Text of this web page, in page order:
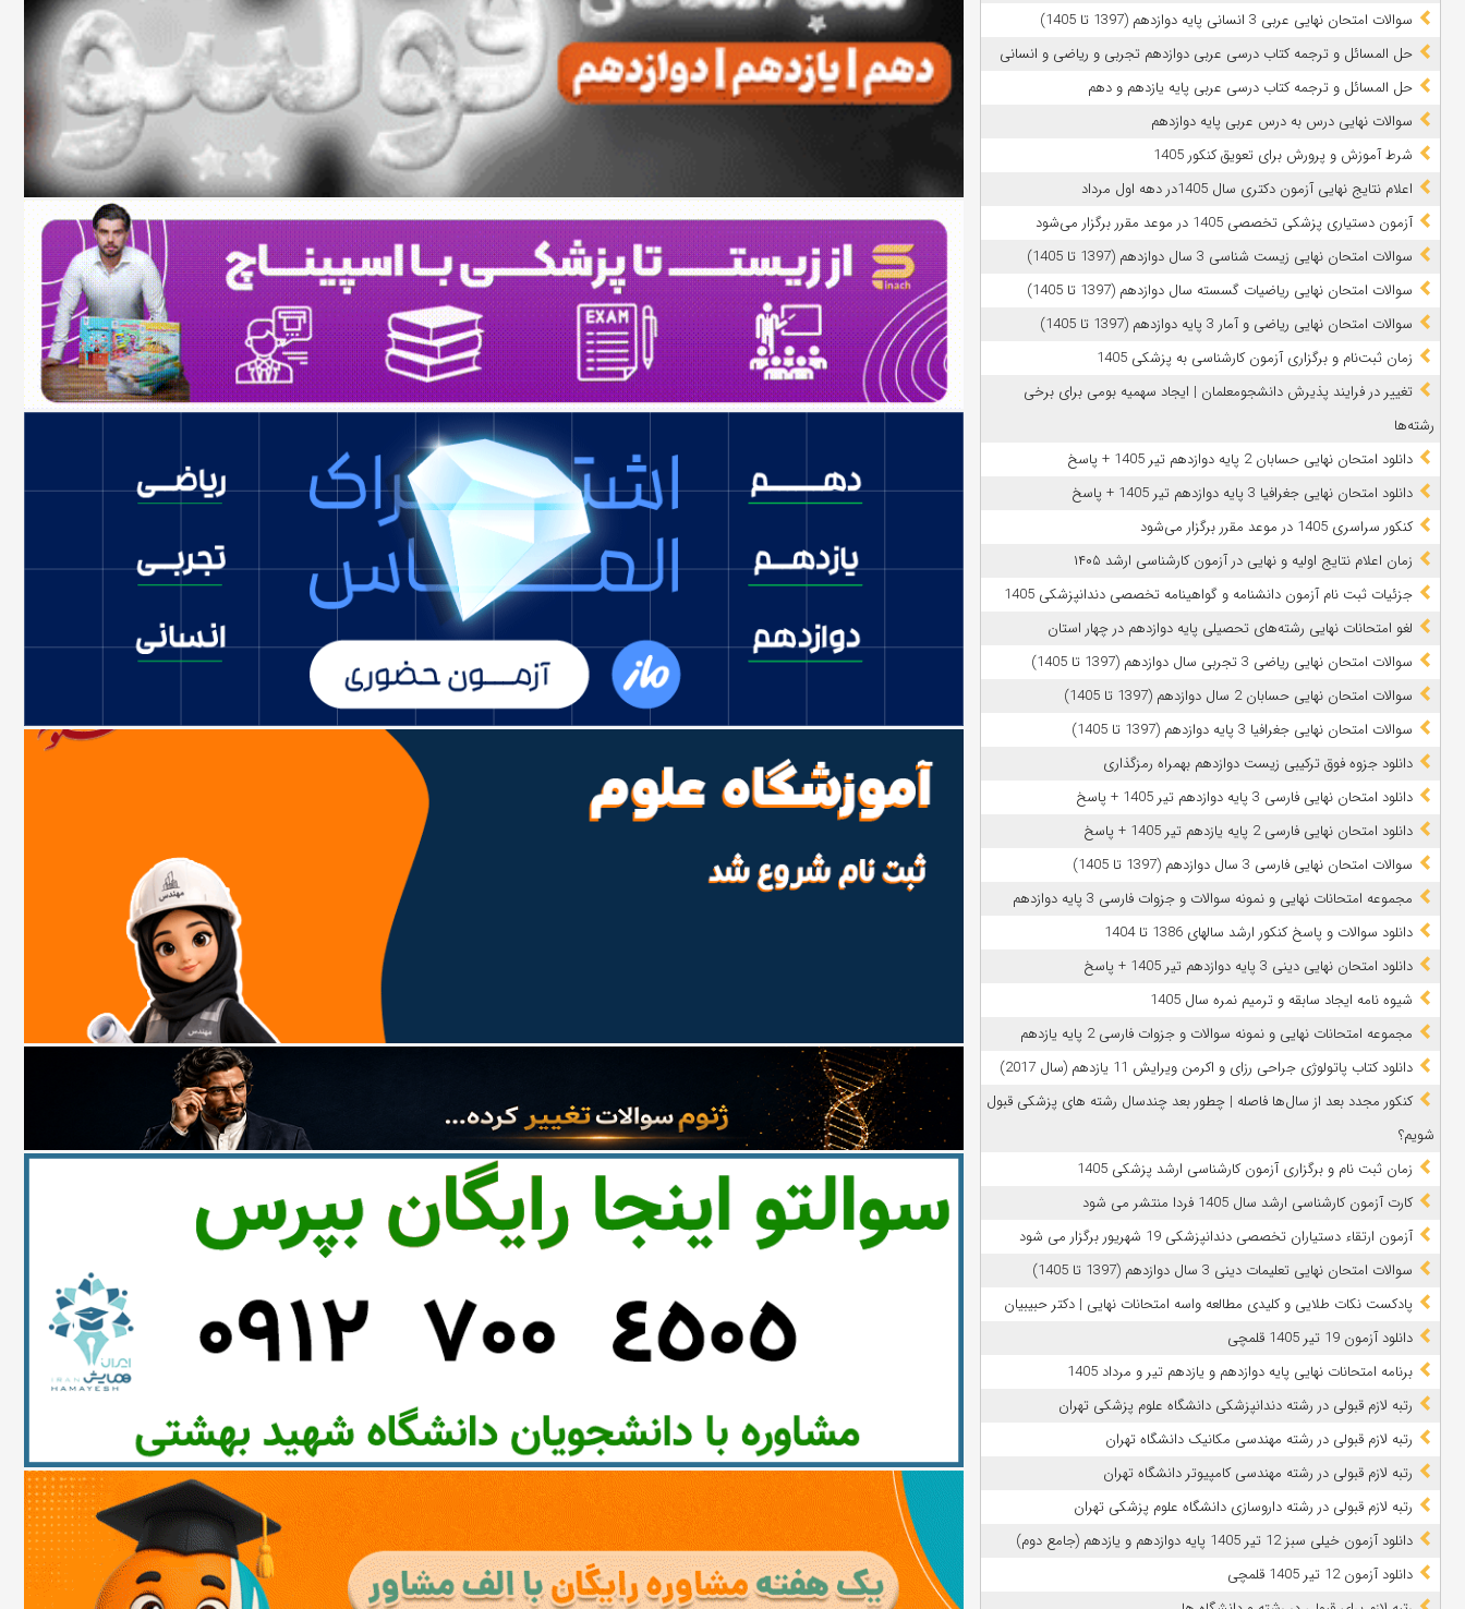
سوالات امتحان نهایی عربی 3 انسانی پایه دوازدهم (1397 تا 1405)
حل المسائل و ترجمه کتاب درسی عربی دوازدهم تجربی و ریاضی و انسانی
حل المسائل و ترجمه کتاب درسی عربی پایه یازدهم و دهم
سوالات نهایی درس به درس عربی پایه دوازدهم
شرط آموزش و پرورش برای تعویق کنکور 1405
اعلام نتایج نهایی آزمون دکتری سال 1405در دهه اول مرداد
آزمون دستیاری پزشکی تخصصی 1405 در موعد مقرر برگزار می‌شود
سوالات امتحان نهایی زیست شناسی 3 سال دوازدهم (1397 تا 1405)
سوالات امتحان نهایی ریاضیات گسسته سال دوازدهم (1397 تا 1405)
سوالات امتحان نهایی ریاضی و آمار 3 پایه دوازدهم (1397 تا 1405)
زمان ثبت‌نام و برگزاری آزمون کارشناسی به پزشکی 1405
تغییر در فرایند پذیرش دانشجومعلمان | ایجاد سهمیه بومی برای برخی
رشته‌ها
دانلود امتحان نهایی حسابان 2 پایه دوازدهم تیر 1405 + پاسخ
دانلود امتحان نهایی جغرافیا 3 پایه دوازدهم تیر 1405 + پاسخ
کنکور سراسری 1405 در موعد مقرر برگزار می‌شود
زمان اعلام نتایج اولیه و نهایی در آزمون کارشناسی ارشد ۱۴۰۵
جزئیات ثبت نام آزمون دانشنامه و گواهینامه تخصصی دندانپزشکی 1405
لغو امتحانات نهایی رشته‌های تحصیلی پایه دوازدهم در چهار استان
سوالات امتحان نهایی ریاضی 3 تجربی سال دوازدهم (1397 تا 1405)
سوالات امتحان نهایی حسابان 2 سال دوازدهم (1397 تا 1405)
سوالات امتحان نهایی جغرافیا 3 پایه دوازدهم (1397 تا 1405)
دانلود جزوه فوق ترکیبی زیست دوازدهم بهمراه رمزگذاری
دانلود امتحان نهایی فارسی 3 پایه دوازدهم تیر 1405 + پاسخ
دانلود امتحان نهایی فارسی 2 پایه یازدهم تیر 1405 + پاسخ
سوالات امتحان نهایی فارسی 3 سال دوازدهم (1397 تا 1405)
مجموعه امتحانات نهایی و نمونه سوالات و جزوات فارسی 3 پایه دوازدهم
دانلود سوالات و پاسخ کنکور ارشد سالهای 1386 تا 1404
دانلود امتحان نهایی دینی 3 پایه دوازدهم تیر 1405 + پاسخ
شیوه نامه ایجاد سابقه و ترمیم نمره سال 1405
مجموعه امتحانات نهایی و نمونه سوالات و جزوات فارسی 2 پایه یازدهم
دانلود کتاب پاتولوژی جراحی رزای و اکرمن ویرایش 11 یازدهم (سال 2017)
کنکور مجدد بعد از سال‌ها فاصله | چطور بعد چندسال رشته‌ های پزشکی قبول
شویم؟
زمان ثبت نام و برگزاری آزمون کارشناسی ارشد پزشکی 1405
کارت آزمون کارشناسی ارشد سال 1405 فردا منتشر می شود
آزمون ارتقاء دستیاران تخصصی دندانپزشکی 19 شهریور برگزار می شود
سوالات امتحان نهایی تعلیمات دینی 3 سال دوازدهم (1397 تا 1405)
پادکست نکات طلایی و کلیدی مطالعه واسه امتحانات نهایی | دکتر حبیبیان
دانلود آزمون 19 تیر 1405 قلمچی
برنامه امتحانات نهایی پایه دوازدهم و یازدهم تیر و مرداد 1405
رتبه لازم قبولی در رشته دندانپزشکی دانشگاه علوم پزشکی تهران
رتبه لازم قبولی در رشته مهندسی مکانیک دانشگاه تهران
رتبه لازم قبولی در رشته مهندسی کامپیوتر دانشگاه تهران
رتبه لازم قبولی در رشته داروسازی دانشگاه علوم پزشکی تهران
دانلود آزمون خیلی سبز 12 تیر 1405 پایه دوازدهم و یازدهم (جامع دوم)
دانلود آزمون 12 تیر 1405 قلمچی